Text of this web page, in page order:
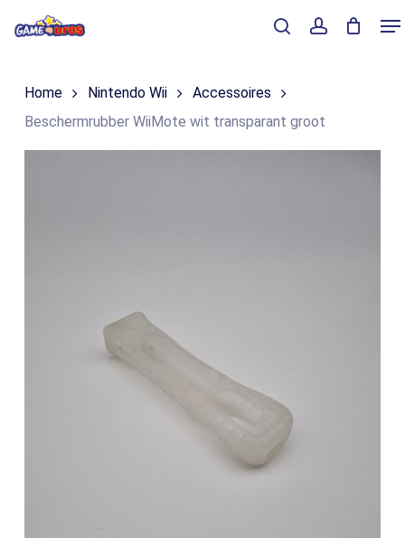
content
Winkelmand
Home Nintendo Wii
Accessoires
Beschermrubber WiiMote wit transparant groot